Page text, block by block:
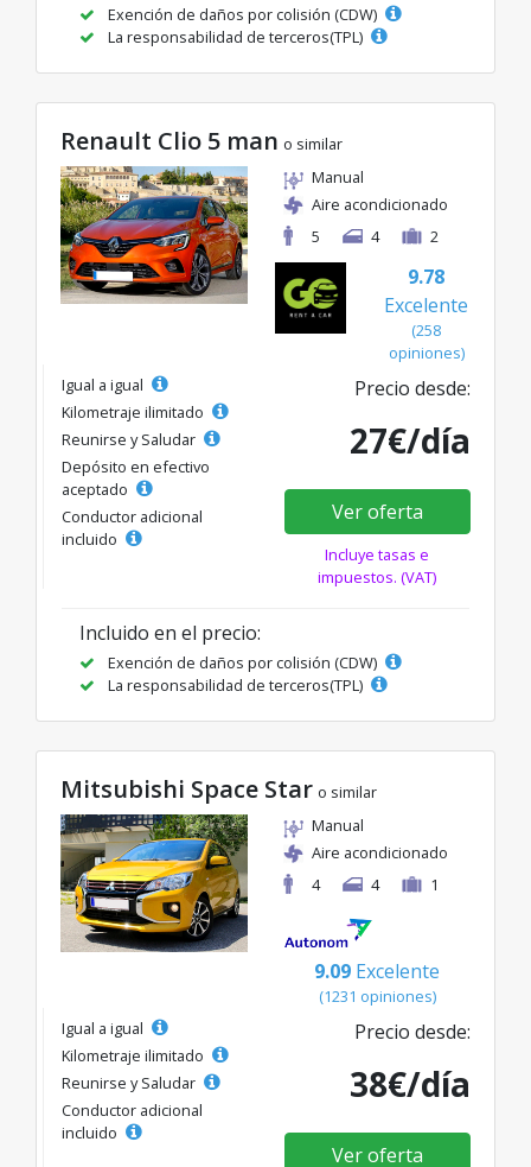
Exención de daños por colisión (CDW)
La responsabilidad de terceros(TPL)
Renault Clio 5 man o similar
Manual
Aire acondicionado
5
4 2
9.78
Excelente
(258
opiniones)
Igual a igual
Kilometraje ilimitado
Reunirse y Saludar
Depósito en efectivo
aceptado
Conductor adicional
incluido
Precio desde:
27€/día
Ver oferta
Incluye tasas e
impuestos. (VAT)
Incluido en el precio:
Exención de daños por colisión (CDW)
La responsabilidad de terceros(TPL)
Mitsubishi Space Star o similar
Manual
Aire acondicionado
4
4 1
9.09 Excelente
(1231 opiniones)
Igual a igual
Kilometraje ilimitado
Reunirse y Saludar
Conductor adicional
incluido
Precio desde:
38€/día
Ver oferta